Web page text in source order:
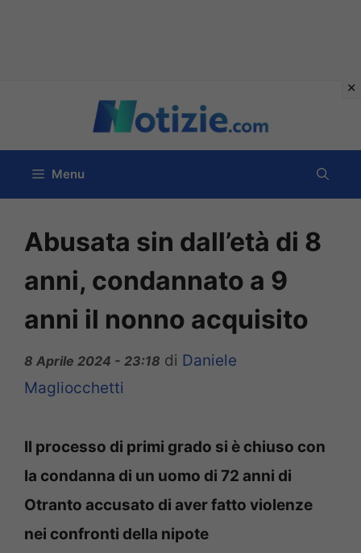
contenuto
Menu
Abusata sin dall’età di 8
anni, condannato a 9
anni il nonno acquisito
8 Aprile 2024 - 23:18 di Daniele
Magliocchetti
Il processo di primi grado si è chiuso con
la condanna di un uomo di 72 anni di
Otranto accusato di aver fatto violenze
nei confronti della nipote